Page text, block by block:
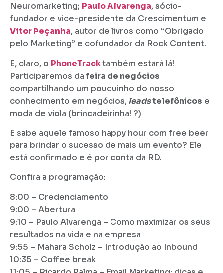
Neuromarketing; Paulo Alvarenga, sócio-
fundador e vice-presidente da Crescimentum e
Vitor Peçanha, autor de livros como “Obrigado
pelo Marketing” e cofundador da Rock Content.
E, claro, o PhoneTracktambém estará lá!
Participaremos da feira de negócios
compartilhando um pouquinho do nosso
conhecimento em negócios,leadstelefônicos e
moda de viola (brincadeirinha! ?)
E sabe aquele famoso happy hour com free beer
para brindar o sucesso de mais um evento? Ele
está confirmado e é por conta da RD.
Confira a programação:
8:00 – Credenciamento
9:00 – Abertura
9:10 – Paulo Alvarenga – Como maximizar os seus
resultados na vida e na empresa
9:55 – Mahara Scholz – Introdução ao Inbound
10:35 – Coffee break